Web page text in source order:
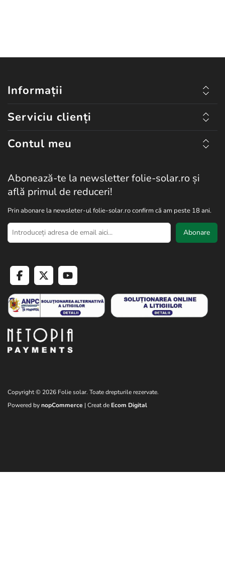
Informații
Serviciu clienți
Contul meu
Abonează-te la newsletter folie-solar.ro și
află primul de reduceri!
Prin abonare la newsleter-ul folie-solar.ro confirm că am peste 18 ani.
Abonare
Copyright © 2026 Folie solar. Toate drepturile rezervate.
Powered bynopCommerce | Creat de Ecom Digital